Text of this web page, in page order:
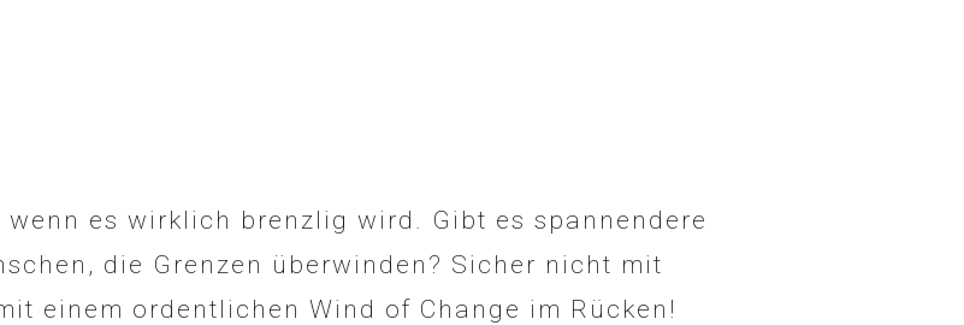
es wirklich brenzlig wird. Gibt es spannendere
die Grenzen überwinden? Sicher nicht mit
einem ordentlichen Wind of Change im Rücken!